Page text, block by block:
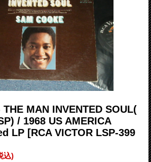
MAN INVENTED SOUL(
/ 1968 US AMERICA
LP [RCA VICTOR LSP-399
込)